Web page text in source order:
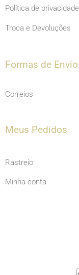
Política de privacidade
Troca e Devoluções
Formas de Envio
Correios
Meus Pedidos
Rastreio
Minha conta